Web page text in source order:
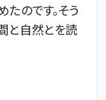
のです。そう
と自然とを読